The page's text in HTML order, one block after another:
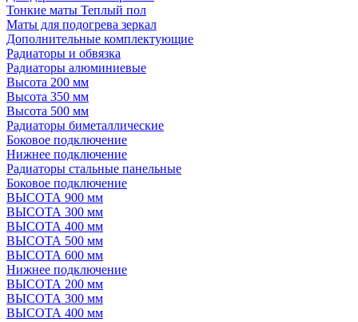
Тонкие маты Теплый пол
Маты для подогрева зеркал
Дополнительные комплектующие
Радиаторы и обвязка
Радиаторы алюминиевые
Высота 200 мм
Высота 350 мм
Высота 500 мм
Радиаторы биметаллические
Боковое подключение
Нижнее подключение
Радиаторы стальные панельные
Боковое подключение
ВЫСОТА 900 мм
ВЫСОТА 300 мм
ВЫСОТА 400 мм
ВЫСОТА 500 мм
ВЫСОТА 600 мм
Нижнее подключение
ВЫСОТА 200 мм
ВЫСОТА 300 мм
ВЫСОТА 400 мм